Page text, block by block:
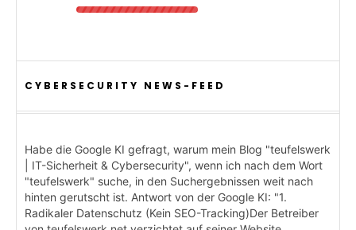
CYBERSECURITY NEWS-FEED
Habe die Google KI gefragt, warum mein Blog "teufelswerk
| IT-Sicherheit & Cybersecurity", wenn ich nach dem Wort
"teufelswerk" suche, in den Suchergebnissen weit nach
hinten gerutscht ist. Antwort von der Google KI: "1.
Radikaler Datenschutz (Kein SEO-Tracking)Der Betreiber